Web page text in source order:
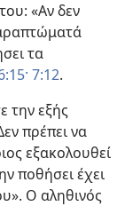
«Αν δεν
τα
7:12.
την εξής
πρέπει να
εξακολουθεί
ποθήσει έχει
Ο αληθινός